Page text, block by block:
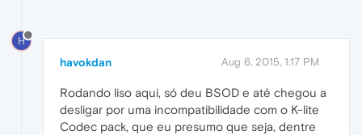
H
havokdan Aug 6, 2015, 1:17 PM
Rodando liso aqui, só deu BSOD e até chegou a
desligar por uma incompatibilidade com o K-lite
Codec pack, que eu presumo que seja, dentre